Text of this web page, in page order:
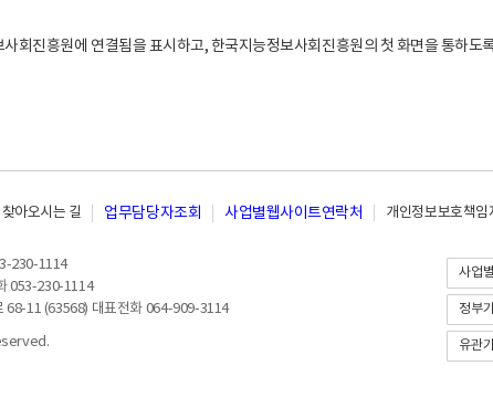
회진흥원에 연결됨을 표시하고, 한국지능정보사회진흥원의 첫 화면을 통하
찾아오시는 길 업무담당자조회 사업별웹사이트연락처 개인정보보호책임
230-1114
053-230-1114
68-11 (63568) 대표전화 064-909-3114